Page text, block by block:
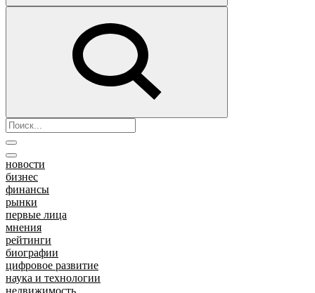
новости
бизнес
финансы
рынки
первые лица
мнения
рейтинги
биографии
цифровое развитие
наука и технологии
недвижимость